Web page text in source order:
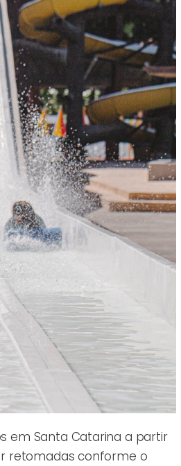
em Santa Catarina a partir
retomadas conforme o